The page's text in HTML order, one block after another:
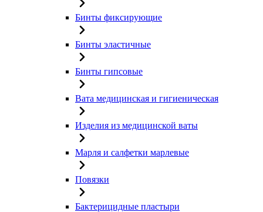
Бинты фиксирующие
Бинты эластичные
Бинты гипсовые
Вата медицинская и гигиеническая
Изделия из медицинской ваты
Марля и салфетки марлевые
Повязки
Бактерицидные пластыри